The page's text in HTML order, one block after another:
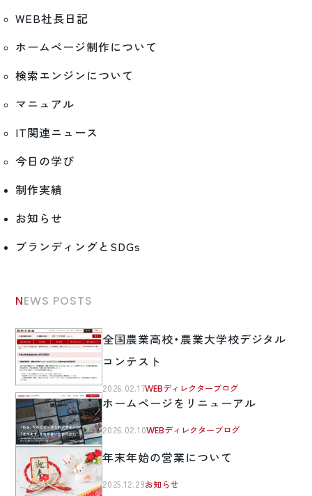
WEB社長日記
ホームページ制作について
検索エンジンについて
マニュアル
IT関連ニュース
今日の学び
制作実績
お知らせ
ブランディングとSDGs
NEWS POSTS
全国農業高校・農業大学校デジタル
コンテスト
2026.02.17WEBディレクターブログ
ホームページをリニューアル
2026.02.10WEBディレクターブログ
年末年始の営業について
2025.12.29お知らせ